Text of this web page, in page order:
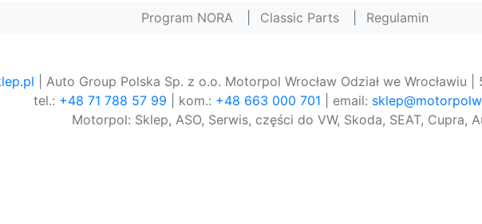
Program NORA Classic Parts Regulamin
| Auto Group Polska Sp. z o.o. Motorpol Wrocław Odział we Wrocławiu |
tel.: +48 71 788 57 99 | kom.: +48 663 000 701 | email:
Motorpol: Sklep, ASO, Serwis, części do VW, Skoda, SEAT, Cupra,